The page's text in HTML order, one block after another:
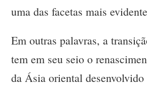
uma das facetas mais
Em outras palavras, a
tem em seu seio o
da Ásia oriental